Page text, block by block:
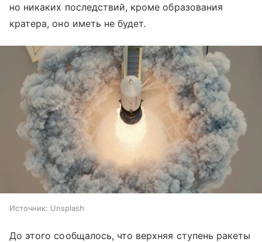
но никаких последствий, кроме образования
кратера, оно иметь не будет.
Источник: Unsplash
До этого сообщалось, что верхняя ступень ракеты